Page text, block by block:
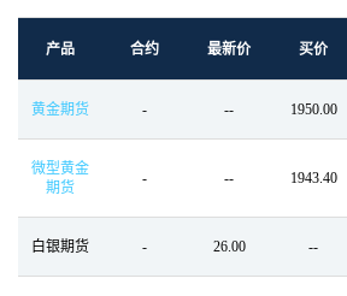
产品 合约 最新价 买价
黄金期货 - -- 1950.00
微型黄金
期货
- -- 1943.40
白银期货 - 26.00 --